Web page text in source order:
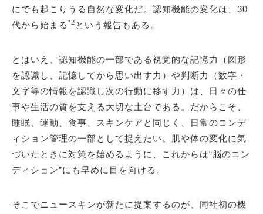
にでも起こりうる自然な変化だ。認知機能の変化は、30
代から始まる *2 という報告もある。
とはいえ、認知機能の一部である視覚的な記憶力（図形
を認識し、記憶してから思い出す力）や判断力（数字・
文字等の情報を認識し次の行動に移す力）は、日々の仕
事や生活の質を支える大切な土台である。だからこそ、
睡眠、運動、食事、スキンケアと同じく、日常のコンデ
ィション管理の一部として捉えたい。肌や体の変化に気
づいたときに対策を始めるように、これからは“脳のコン
ディション”にも早めに目を向ける。
そこでニュースキンが新たに提案するのが、同社初の機